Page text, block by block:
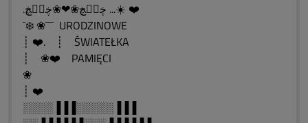
.ڿڰۣڿ❀❤❀ڿڰۣڿ ...☀️ ❤️
¯❄️ ❀¯¯¯ URODZINOWE
┊ ❤️. ┊ ŚWIATEŁKA
┊ ❀❤️ PAMIĘCI
❀
┊ ❤️
░░░░▐▐▐░░░░░▐▐▐